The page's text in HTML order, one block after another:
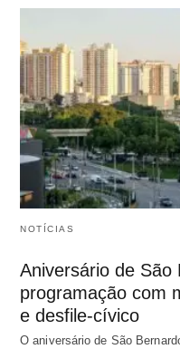
NOTÍCIAS
Aniversário de São
programação com
e desfile-cívico
O aniversário de São